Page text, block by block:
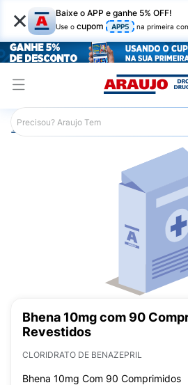
× Baixe o APP e ganhe 5% OFF!
Use o cupom APP5 na primeira
Araujo Medicamentos
Bhena 10mg com 90
Revestidos
CLORIDRATO DE BENAZEPRIL
Bhena 10mg Com 90 Comprimidos